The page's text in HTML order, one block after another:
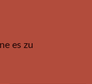
es zu